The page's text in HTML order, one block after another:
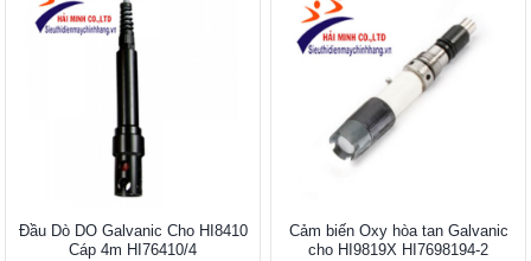
Đầu Dò DO Galvanic Cho HI8410
Cáp 4m HI76410/4
Cảm biến Oxy hòa tan Galvanic
cho HI9819X HI7698194-2